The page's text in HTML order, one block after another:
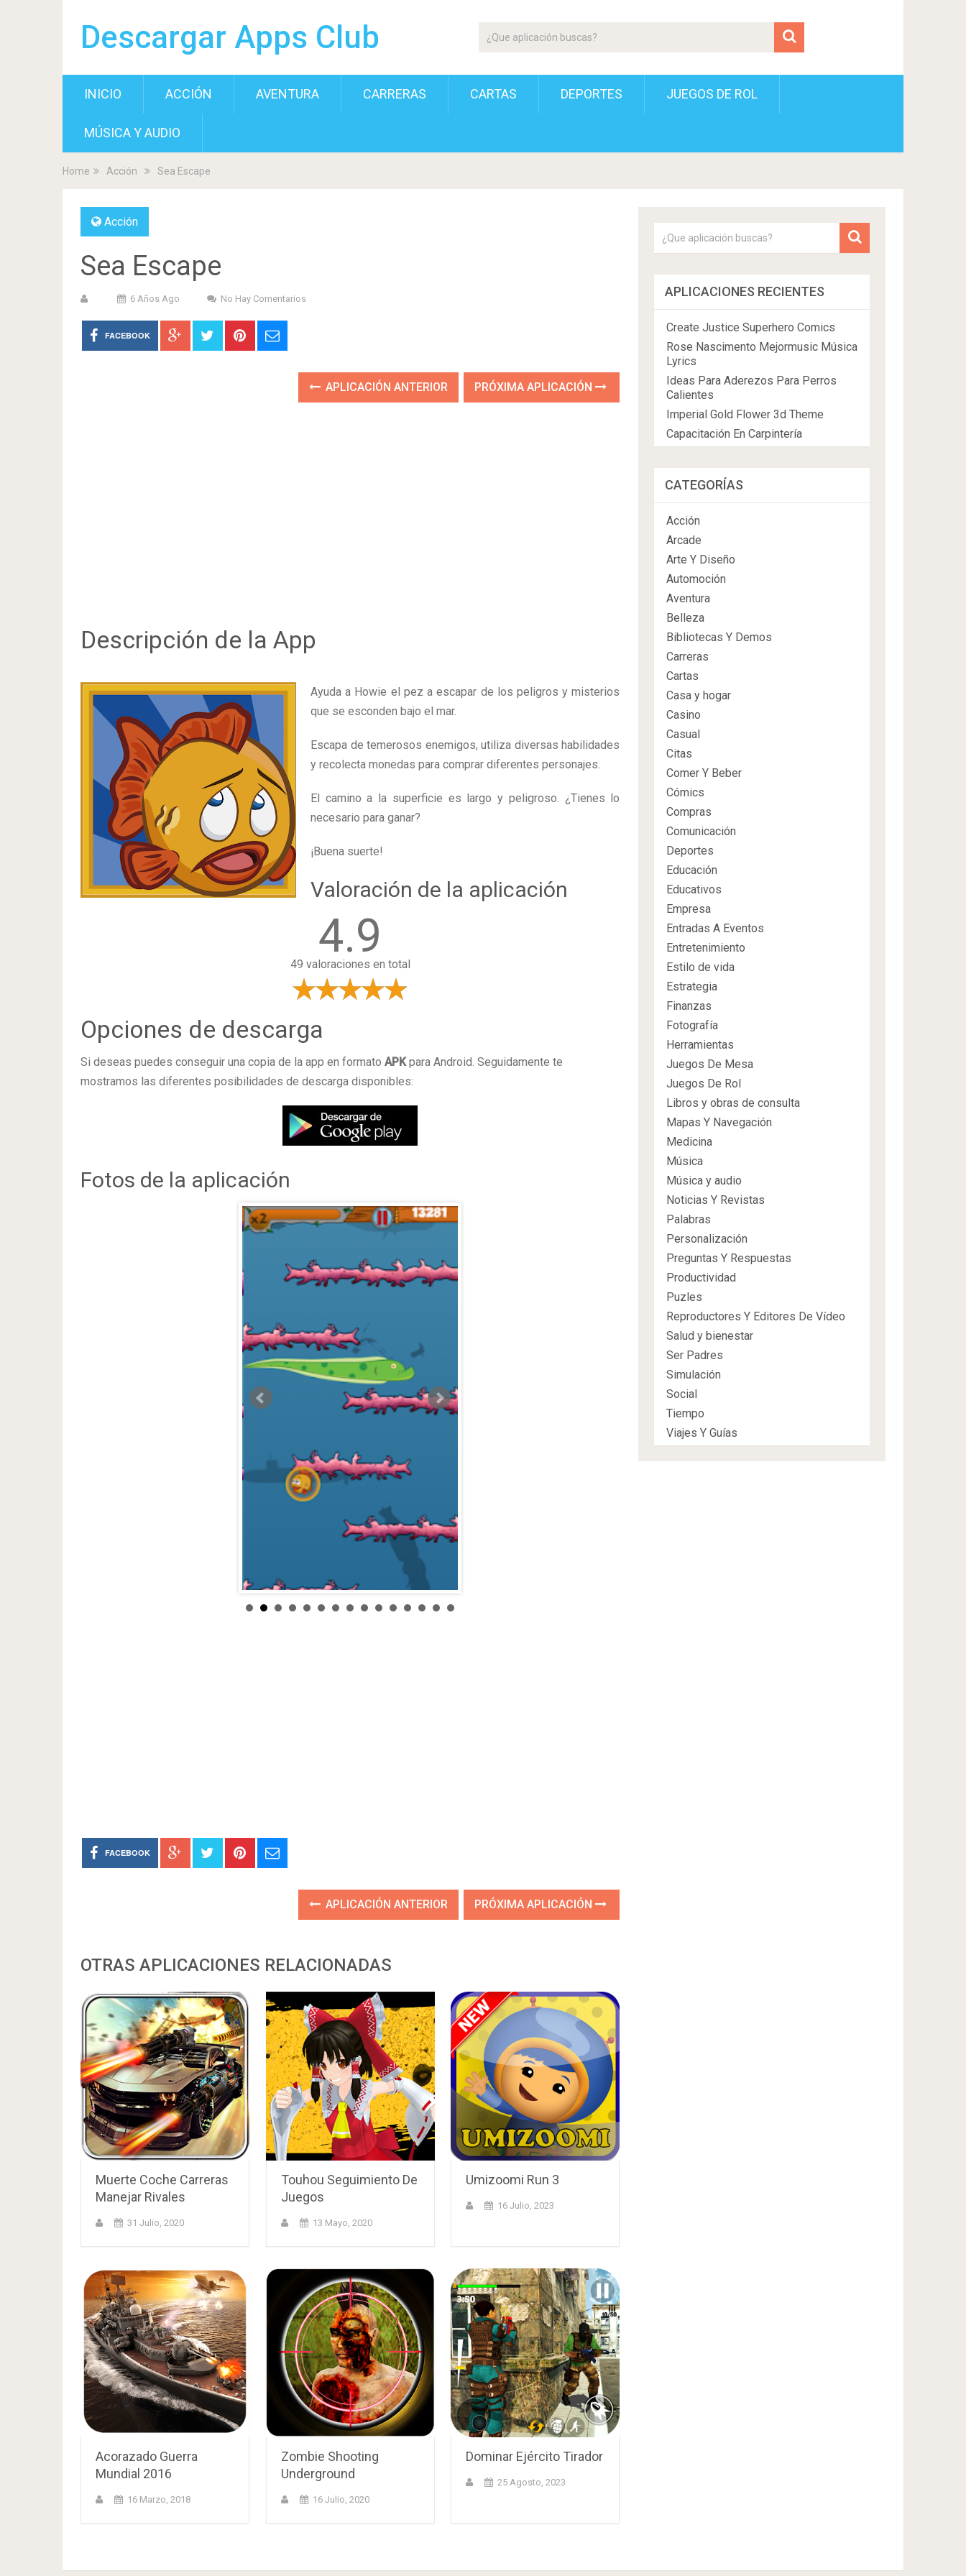
Descargar Apps Club
INICIO ACCIÓN AVENTURA CARRERAS CARTAS DEPORTES JUEGOS DE ROL
MÚSICA Y AUDIO
Home Acción Sea Escape
Acción
Sea Escape
6 Años Ago No Hay Comentarios
FACEBOOK
APLICACIÓN ANTERIOR PRÓXIMA APLICACIÓN
Descripción de la App
Ayuda a Howie el pez a escapar de los peligros y misterios
que se esconden bajo el mar.
Escapa de temerosos enemigos, utiliza diversas habilidades
y recolecta monedas para comprar diferentes personajes.
El camino a la superficie es largo y peligroso. ¿Tienes lo
necesario para ganar?
¡Buena suerte!
Valoración de la aplicación
4.9
49 valoraciones en total
Opciones de descarga
Si deseas puedes conseguir una copia de la app en formato APKpara Android. Seguidamente te
mostramos las diferentes posibilidades de descarga disponibles:
Fotos de la aplicación
FACEBOOK
APLICACIÓN ANTERIOR PRÓXIMA APLICACIÓN
OTRAS APLICACIONES RELACIONADAS
Muerte Coche Carreras
Manejar Rivales
31 Julio, 2020
Touhou Seguimiento De
Juegos
13 Mayo, 2020
Umizoomi Run 3
16 Julio, 2023
Acorazado Guerra
Mundial 2016
16 Marzo, 2018
Zombie Shooting
Underground
16 Julio, 2020
Dominar Ejército Tirador
25 Agosto, 2023
APLICACIONES RECIENTES
Create Justice Superhero Comics
Rose Nascimento Mejormusic Música
Lyrics
Ideas Para Aderezos Para Perros
Calientes
Imperial Gold Flower 3d Theme
Capacitación En Carpintería
CATEGORÍAS
Acción
Arcade
Arte Y Diseño
Automoción
Aventura
Belleza
Bibliotecas Y Demos
Carreras
Cartas
Casa y hogar
Casino
Casual
Citas
Comer Y Beber
Cómics
Compras
Comunicación
Deportes
Educación
Educativos
Empresa
Entradas A Eventos
Entretenimiento
Estilo de vida
Estrategia
Finanzas
Fotografía
Herramientas
Juegos De Mesa
Juegos De Rol
Libros y obras de consulta
Mapas Y Navegación
Medicina
Música
Música y audio
Noticias Y Revistas
Palabras
Personalización
Preguntas Y Respuestas
Productividad
Puzles
Reproductores Y Editores De Vídeo
Salud y bienestar
Ser Padres
Simulación
Social
Tiempo
Viajes Y Guías